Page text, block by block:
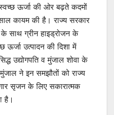
ऊर्जा की ओर बढ़ते कदमों
कायम की है। राज्य सरकार
साथ ग्रीन हाइड्रोजन के
उत्पादन की दिशा में
उद्योगपति व मुंजाल शोवा के
ने इन समझौतों को राज्य
सृजन के लिए सकारात्मक
है।